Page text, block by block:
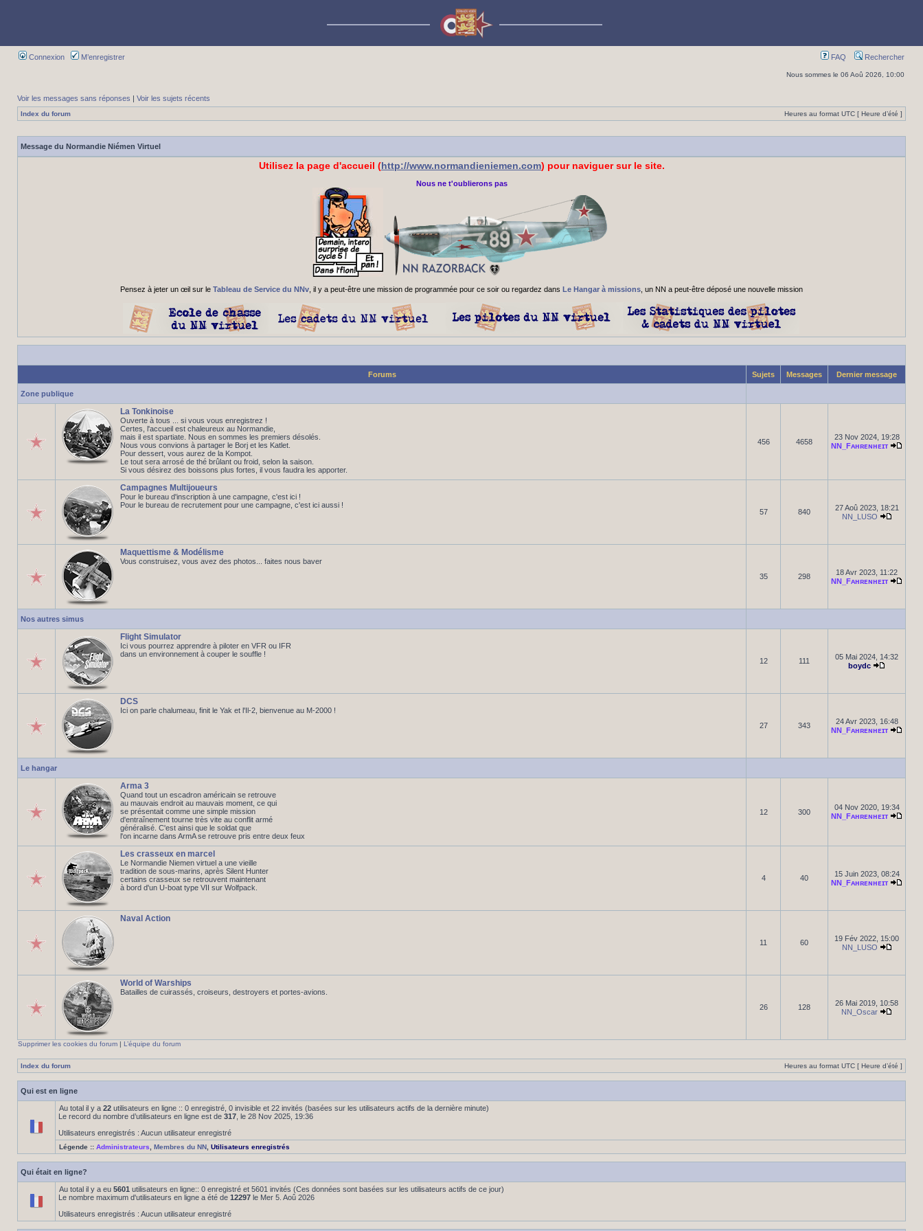
Connexion M’enregistrer FAQ Rechercher
Nous sommes le 06 Aoû 2026, 10:00
Voir les messages sans réponses | Voir les sujets récents
Index du forum Heures au format UTC [ Heure d’été ]
Message du Normandie Niémen Virtuel
Utilisez la page d'accueil (http://www.normandieniemen.com) pour naviguer sur le site.
Nous ne t'oublierons pas
Pensez à jeter un œil sur le Tableau de Service du NNv , il y a peut-être une mission de programmée pour ce soir ou regardez dans Le Hangar à missions , un NN a peut-être déposé une nouvelle mission
Forums Sujets Messages Dernier message
Zone publique
La Tonkinoise
Ouverte à tous ... si vous vous enregistrez !
Certes, l'accueil est chaleureux au Normandie,
mais il est spartiate. Nous en sommes les premiers désolés.
Nous vous convions à partager le Borj et les Katlet.
Pour dessert, vous aurez de la Kompot.
Le tout sera arrosé de thé brûlant ou froid, selon la saison.
Si vous désirez des boissons plus fortes, il vous faudra les apporter.
456 4658
23 Nov 2024, 19:28
NN_Fᴀʜʀᴇɴʜᴇɪᴛ
Campagnes Multijoueurs
Pour le bureau d'inscription à une campagne, c'est ici !
Pour le bureau de recrutement pour une campagne, c'est ici aussi !
57
840
27 Aoû 2023, 18:21
NN_LUSO
Maquettisme & Modélisme
Vous construisez, vous avez des photos... faites nous baver
35
298
18 Avr 2023, 11:22
NN_Fᴀʜʀᴇɴʜᴇɪᴛ
Nos autres simus
Flight Simulator
Ici vous pourrez apprendre à piloter en VFR ou IFR
dans un environnement à couper le souffle !
12
111
05 Mai 2024, 14:32
boydc
DCS
Ici on parle chalumeau, finit le Yak et l'Il-2, bienvenue au M-2000 !
27
343
24 Avr 2023, 16:48
NN_Fᴀʜʀᴇɴʜᴇɪᴛ
Le hangar
Arma 3
Quand tout un escadron américain se retrouve
au mauvais endroit au mauvais moment, ce qui
se présentait comme une simple mission
d'entraînement tourne très vite au conflit armé
généralisé. C'est ainsi que le soldat que
l'on incarne dans ArmA se retrouve pris entre deux feux
12 300
04 Nov 2020, 19:34
NN_Fᴀʜʀᴇɴʜᴇɪᴛ
Les crasseux en marcel
Le Normandie Niemen virtuel a une vieille
tradition de sous-marins, après Silent Hunter
certains crasseux se retrouvent maintenant
à bord d'un U-boat type VII sur Wolfpack.
4 40
15 Juin 2023, 08:24
NN_Fᴀʜʀᴇɴʜᴇɪᴛ
Naval Action
11 60
19 Fév 2022, 15:00
NN_LUSO
World of Warships
Batailles de cuirassés, croiseurs, destroyers et portes-avions.
26
128
26 Mai 2019, 10:58
NN_Oscar
Supprimer les cookies du forum | L’équipe du forum
Index du forum Heures au format UTC [ Heure d’été ]
Qui est en ligne
Au total il y a 22 utilisateurs en ligne :: 0 enregistré, 0 invisible et 22 invités (basées sur les utilisateurs actifs de la dernière minute)
Le record du nombre d’utilisateurs en ligne est de 317 , le 28 Nov 2025, 19:36
Utilisateurs enregistrés : Aucun utilisateur enregistré
Légende :: Administrateurs Membres du NN Utilisateurs enregistrés
Qui était en ligne?
Au total il y a eu 5601 utilisateurs en ligne:: 0 enregistré et 5601 invités (Ces données sont basées sur les utilisateurs actifs de ce jour)
Le nombre maximum d'utilisateurs en ligne a été de 12297 le Mer 5. Aoû 2026
Utilisateurs enregistrés : Aucun utilisateur enregistré